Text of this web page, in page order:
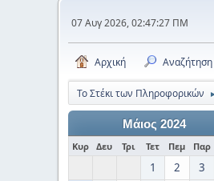
07 Αυγ 2026, 02:47:27 ΠΜ
Αρχική Αναζήτηση
Το Στέκι των Πληροφορικών
Μάιος 2024
Κυρ Δευ Τρι Τετ Πεμ Παρ
1 2 3